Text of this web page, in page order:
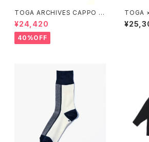
TOGA ARCHIVES CAPPO T
OGA × SUICOKE SP
¥24,420
40%OFF
TOGA
P